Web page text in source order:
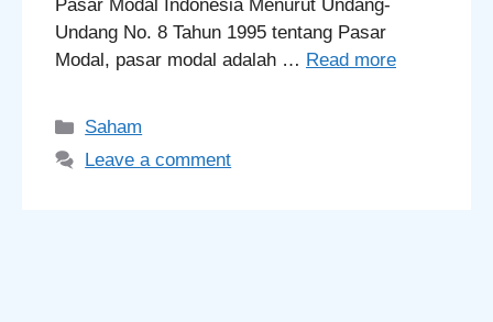
Pasar Modal Indonesia Menurut Undang-
Undang No. 8 Tahun 1995 tentang Pasar
Modal, pasar modal adalah … Read more
Categories
Saham
Leave a comment